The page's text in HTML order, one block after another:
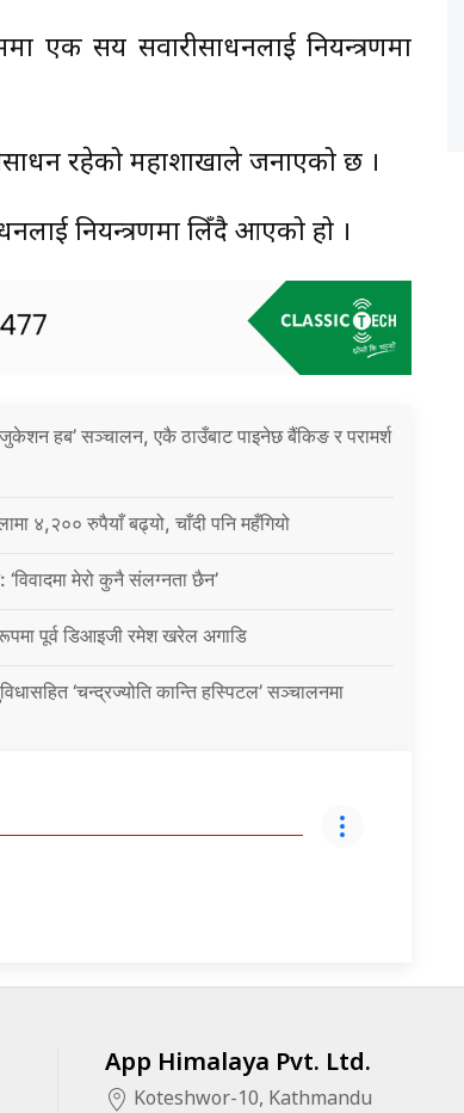
एक सय सवारीसाधनलाई नियन्त्रणमा
रहेको महाशाखाले जनाएको छ ।
नियन्त्रणमा लिँदै आएको हो ।
हब’ सञ्चालन, एकै ठाउँबाट पाइनेछ बैंकिङ र परामर्श
४,२०० रुपैयाँ बढ्यो, चाँदी पनि महँगियो
‘विवादमा मेरो कुनै संलग्नता छैन’
पूर्व डिआइजी रमेश खरेल अगाडि
‘चन्द्रज्योति कान्ति हस्पिटल’ सञ्चालनमा
App Himalaya Pvt. Ltd.
Koteshwor-10, Kathmandu